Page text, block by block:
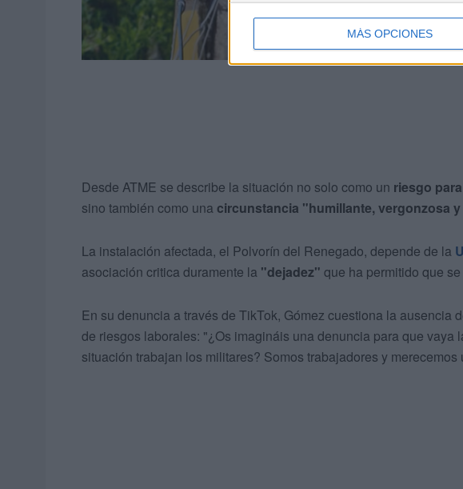
MÁS OPCIONES
Desde ATME se describe la situación no solo como un riesgo
sino también como una circunstancia "humillante, vergonzosa
La instalación afectada, el Polvorín del Renegado, depende de la
asociación critica duramente la "dejadez" que ha permitido que
En su denuncia a través de TikTok, Gómez cuestiona la ausencia
de riesgos laborales: "¿Os imagináis una denuncia para que vaya
situación trabajan los militares? Somos trabajadores y merecemos